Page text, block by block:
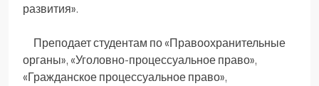
развития».
Преподает студентам по «Правоохранительные
органы», «Уголовно-процессуальное право»,
«Гражданское процессуальное право»,